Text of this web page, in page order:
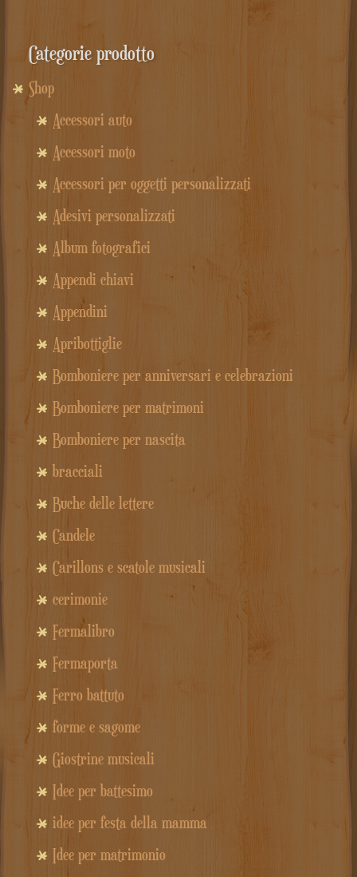
Categorie prodotto
Shop
Accessori auto
Accessori moto
Accessori per oggetti personalizzati
Adesivi personalizzati
Album fotografici
Appendi chiavi
Appendini
Apribottiglie
Bomboniere per anniversari e celebrazioni
Bomboniere per matrimoni
Bomboniere per nascita
bracciali
Buche delle lettere
Candele
Carillons e scatole musicali
cerimonie
Fermalibro
Fermaporta
Ferro battuto
forme e sagome
Giostrine musicali
Idee per battesimo
idee per festa della mamma
Idee per matrimonio